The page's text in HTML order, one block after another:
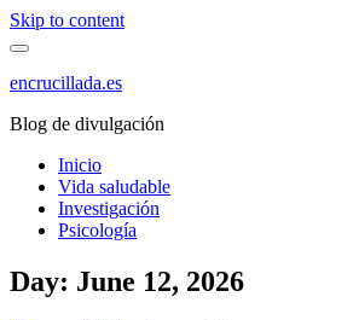
Skip to content
encrucillada.es
Blog de divulgación
Inicio
Vida saludable
Investigación
Psicología
Day: June 12, 2026